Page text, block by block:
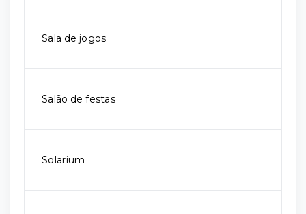
Sala de jogos
Salão de festas
Solarium